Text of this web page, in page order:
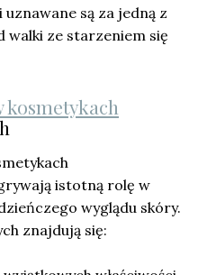
uznawane są za jedną z
walki ze starzeniem się
kosmetykach
istotną rolę w
wyglądu skóry.
znajdują się: